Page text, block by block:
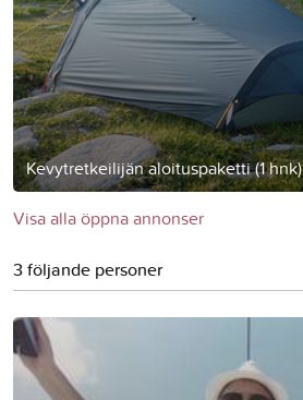
Kevytretkeilijän aloituspaketti (1 hnk)
Visa alla öppna annonser
3 följande personer